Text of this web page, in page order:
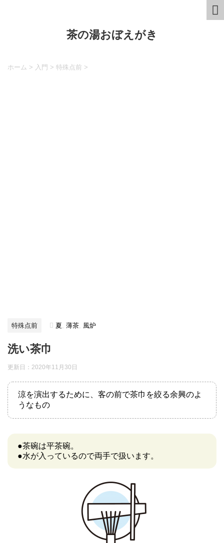
茶の湯おぼえがき
ホーム > 入門 > 特殊点前 >
特殊点前 夏, 薄茶, 風炉
洗い茶巾
更新日： 2020年11月30日
涼を演出するために、客の前で茶巾を絞る余興のよ
うなもの
●茶碗は平茶碗。
●水が入っているので両手で扱います。